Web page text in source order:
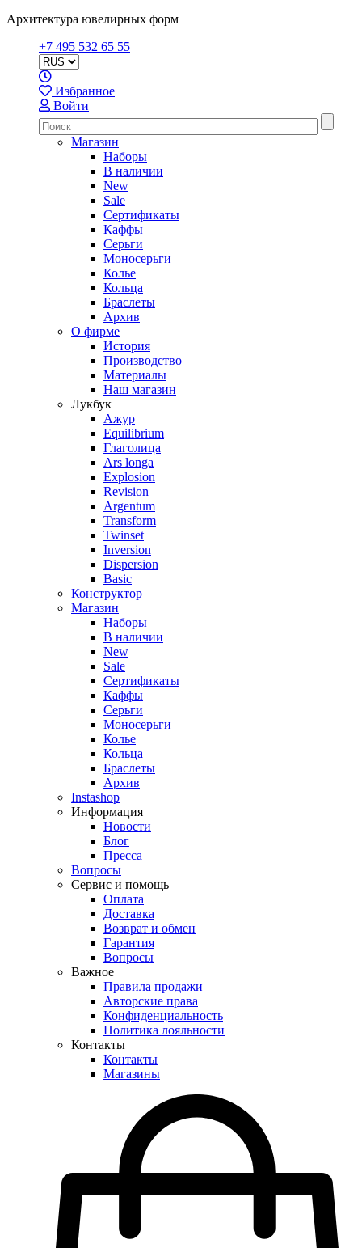
Архитектура ювелирных форм
+7 495 532 65 55
Избранное
Войти
Магазин
Наборы
В наличии
New
Sale
Сертификаты
Каффы
Серьги
Моносерьги
Колье
Кольца
Браслеты
Архив
О фирме
История
Производство
Материалы
Наш магазин
Лукбук
Ажур
Equilibrium
Глаголица
Ars longa
Explosion
Revision
Argentum
Transform
Twinset
Inversion
Dispersion
Basic
Конструктор
Магазин
Наборы
В наличии
New
Sale
Сертификаты
Каффы
Серьги
Моносерьги
Колье
Кольца
Браслеты
Архив
Instashop
Информация
Новости
Блог
Пресса
Вопросы
Сервис и помощь
Оплата
Доставка
Возврат и обмен
Гарантия
Вопросы
Важное
Правила продажи
Авторские права
Конфиденциальность
Политика лояльности
Контакты
Контакты
Магазины